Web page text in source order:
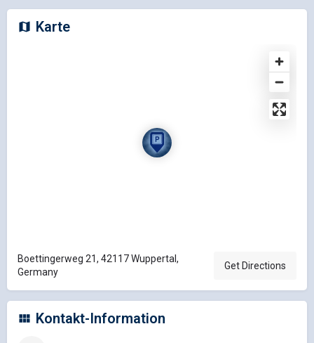
Karte
Boettingerweg 21, 42117 Wuppertal,
Germany
Get Directions
Kontakt-Information